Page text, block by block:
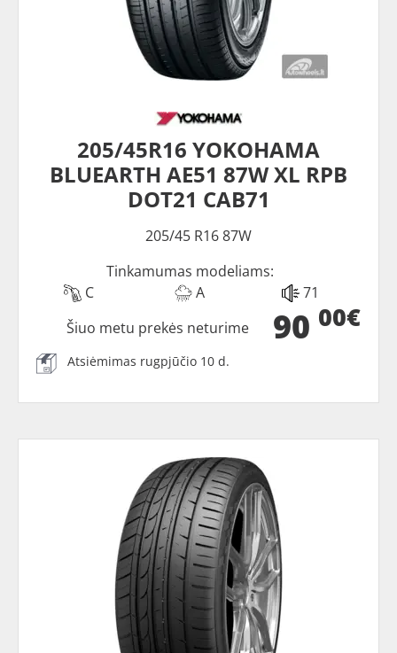
205/45R16 YOKOHAMA
BLUEARTH AE51 87W XL RPB
DOT21 CAB71
205/45 R16 87W
Tinkamumas modeliams:
C
A 71
90 00€
Šiuo metu prekės neturime
Atsiėmimas rugpjūčio 10 d.